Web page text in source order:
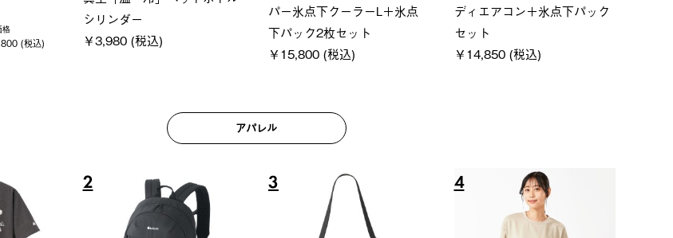
ース・オクタゴン-BJ
￥209,000 (税込)
クサンシェード-BF
￥16,800 (税込)
ットタープ 200-BG
￥18,800 (税込)
アパレル
6 7 8